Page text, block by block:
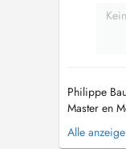
Philippe
Master en
Collège
Paris et
Alle